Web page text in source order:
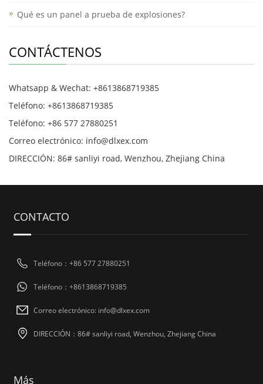
Qué es un panel a prueba de explosiones?
CONTÁCTENOS
Whatsapp & Wechat: +8613868719385
Teléfono: +8613868719385
Teléfono: +86 577 27880251
Correo electrónico: info@dlxex.com
DIRECCIÓN: 86# sanliyi road, Wenzhou, Zhejiang China
CONTACTO
Teléfono：+86 577 27880251
Teléfono：+8613868719385
Correo electrónico: info@dlxex.com
DIRECCIÓN：86# sanliyi road, Wenzhou, Zhejiang China
Más